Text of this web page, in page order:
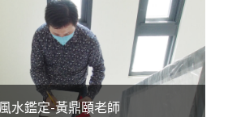
水鑑定-黃鼎頤老師